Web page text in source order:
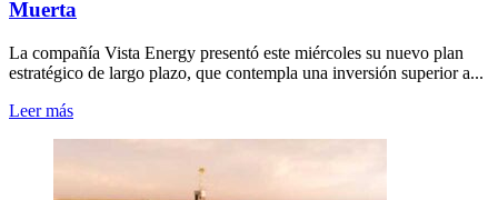
Muerta
La compañía Vista Energy presentó este miércoles su nuevo plan
estratégico de largo plazo, que contempla una inversión superior a...
Leer más